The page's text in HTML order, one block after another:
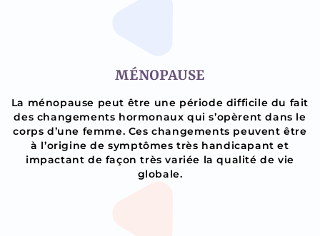
MÉNOPAUSE
La ménopause peut être une période difficile du fait
des changements hormonaux qui s’opèrent dans le
corps d’une femme. Ces changements peuvent être
à l’origine de symptômes très handicapant et
impactant de façon très variée la qualité de vie
globale.